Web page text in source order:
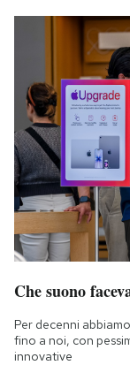
Che suono
Per decenni
fino a noi, con
innovative